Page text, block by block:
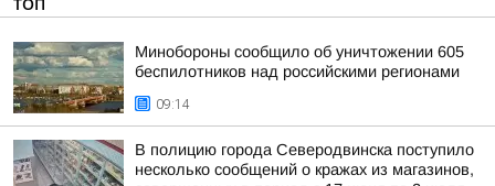
Минобороны сообщило об уничтожении 605
беспилотников над российскими регионами
09:14
В полицию города Северодвинска поступило
несколько сообщений о кражах из магазинов,